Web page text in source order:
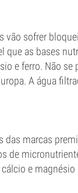
vão sofrer
que as bases
e ferro. Não se
A água
das marcas
de
e magnésio